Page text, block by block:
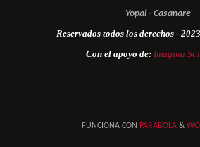
Yopal - Casanare
Reservados todos los derechos -
Con el apoyo de: Imagina
FUNCIONA CON PARABOLA &